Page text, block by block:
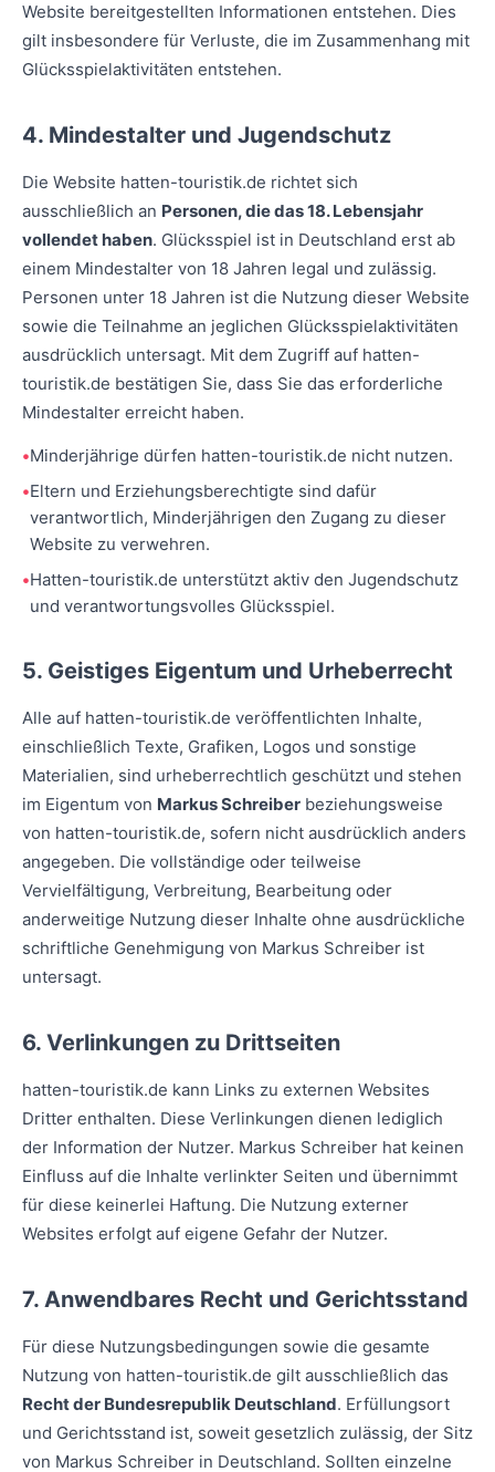
Website bereitgestellten Informationen entstehen. Dies
gilt insbesondere für Verluste, die im Zusammenhang mit
Glücksspielaktivitäten entstehen.
4. Mindestalter und Jugendschutz
Die Website hatten-touristik.de richtet sich
ausschließlich an Personen, die das 18. Lebensjahr
vollendet haben. Glücksspiel ist in Deutschland erst ab
einem Mindestalter von 18 Jahren legal und zulässig.
Personen unter 18 Jahren ist die Nutzung dieser Website
sowie die Teilnahme an jeglichen Glücksspielaktivitäten
ausdrücklich untersagt. Mit dem Zugriff auf hatten-
touristik.de bestätigen Sie, dass Sie das erforderliche
Mindestalter erreicht haben.
Minderjährige dürfen hatten-touristik.de nicht nutzen.
Eltern und Erziehungsberechtigte sind dafür
verantwortlich, Minderjährigen den Zugang zu dieser
Website zu verwehren.
Hatten-touristik.de unterstützt aktiv den Jugendschutz
und verantwortungsvolles Glücksspiel.
5. Geistiges Eigentum und Urheberrecht
Alle auf hatten-touristik.de veröffentlichten Inhalte,
einschließlich Texte, Grafiken, Logos und sonstige
Materialien, sind urheberrechtlich geschützt und stehen
im Eigentum von Markus Schreiber beziehungsweise
von hatten-touristik.de, sofern nicht ausdrücklich anders
angegeben. Die vollständige oder teilweise
Vervielfältigung, Verbreitung, Bearbeitung oder
anderweitige Nutzung dieser Inhalte ohne ausdrückliche
schriftliche Genehmigung von Markus Schreiber ist
untersagt.
6. Verlinkungen zu Drittseiten
hatten-touristik.de kann Links zu externen Websites
Dritter enthalten. Diese Verlinkungen dienen lediglich
der Information der Nutzer. Markus Schreiber hat keinen
Einfluss auf die Inhalte verlinkter Seiten und übernimmt
für diese keinerlei Haftung. Die Nutzung externer
Websites erfolgt auf eigene Gefahr der Nutzer.
7. Anwendbares Recht und Gerichtsstand
Für diese Nutzungsbedingungen sowie die gesamte
Nutzung von hatten-touristik.de gilt ausschließlich das
Recht der Bundesrepublik Deutschland. Erfüllungsort
und Gerichtsstand ist, soweit gesetzlich zulässig, der Sitz
von Markus Schreiber in Deutschland. Sollten einzelne